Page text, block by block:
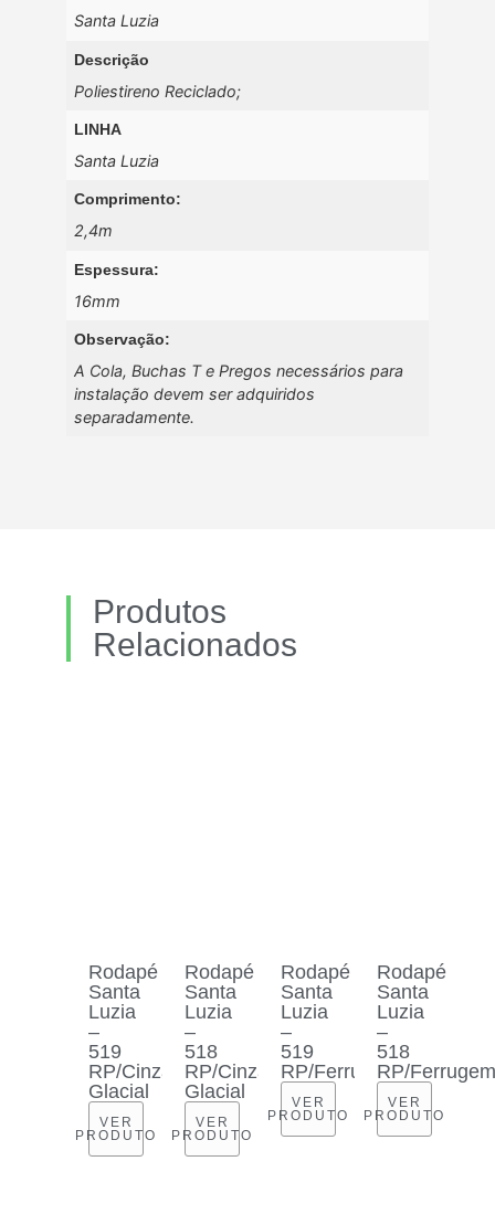
Santa Luzia
Descrição
Poliestireno Reciclado;
LINHA
Santa Luzia
Comprimento:
2,4m
Espessura:
16mm
Observação:
A Cola, Buchas T e Pregos necessários para
instalação devem ser adquiridos
separadamente.
Produtos
Relacionados
Rodapé
Santa
Luzia
–
519
RP/Cinza
Glacial
VER
PRODUTO
Rodapé
Santa
Luzia
–
518
RP/Cinza
Glacial
VER
PRODUTO
Rodapé
Santa
Luzia
–
519
RP/Ferrugem
VER
PRODUTO
Rodapé
Santa
Luzia
–
518
RP/Ferrugem
VER
PRODUTO